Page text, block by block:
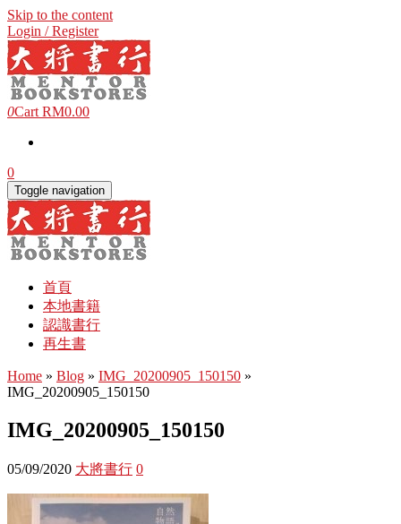
Skip to the content
Login / Register
0Cart RM0.00
0
Toggle navigation
首頁
本地書籍
認識書行
再生書
Home » Blog » IMG_20200905_150150 »
IMG_20200905_150150
IMG_20200905_150150
05/09/2020 大將書行 0